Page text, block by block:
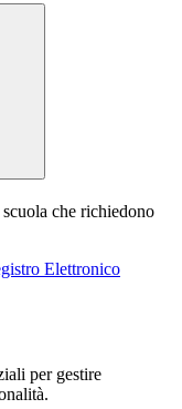
che richiedono
Elettronico
per gestire